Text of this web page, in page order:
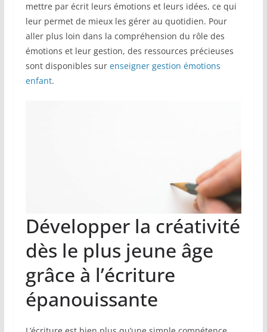
mettre par écrit leurs émotions et leurs idées, ce qui
leur permet de mieux les gérer au quotidien. Pour
aller plus loin dans la compréhension du rôle des
émotions et leur gestion, des ressources précieuses
sont disponibles sur enseigner gestion émotions
enfant.
Développer la créativité
dès le plus jeune âge
grâce à l’écriture
épanouissante